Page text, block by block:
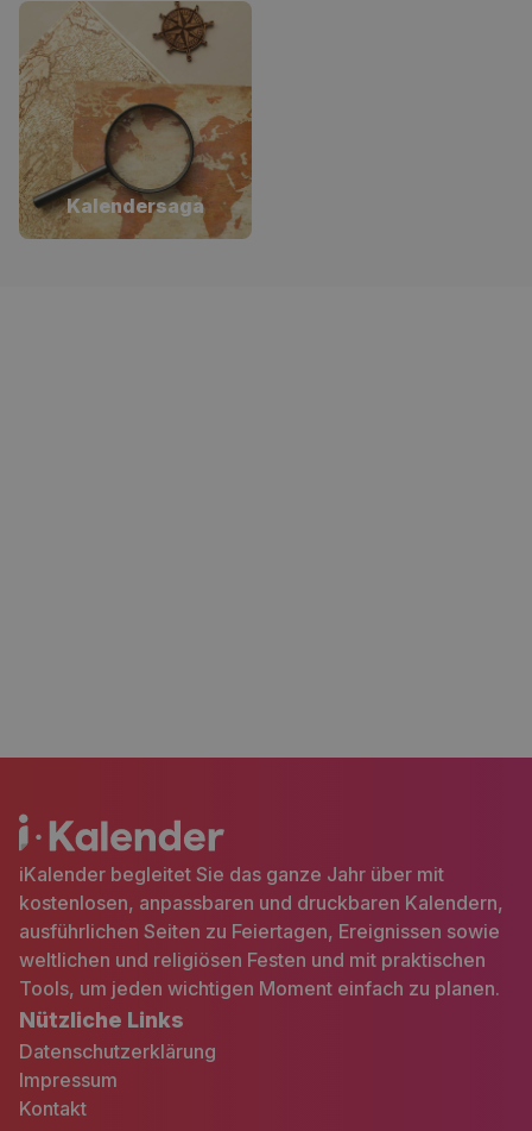
Kalendersaga
iKalender begleitet Sie das ganze Jahr über mit
kostenlosen, anpassbaren und druckbaren Kalendern,
ausführlichen Seiten zu Feiertagen, Ereignissen sowie
weltlichen und religiösen Festen und mit praktischen
Tools, um jeden wichtigen Moment einfach zu planen.
Nützliche Links
Datenschutzerklärung
Impressum
Kontakt